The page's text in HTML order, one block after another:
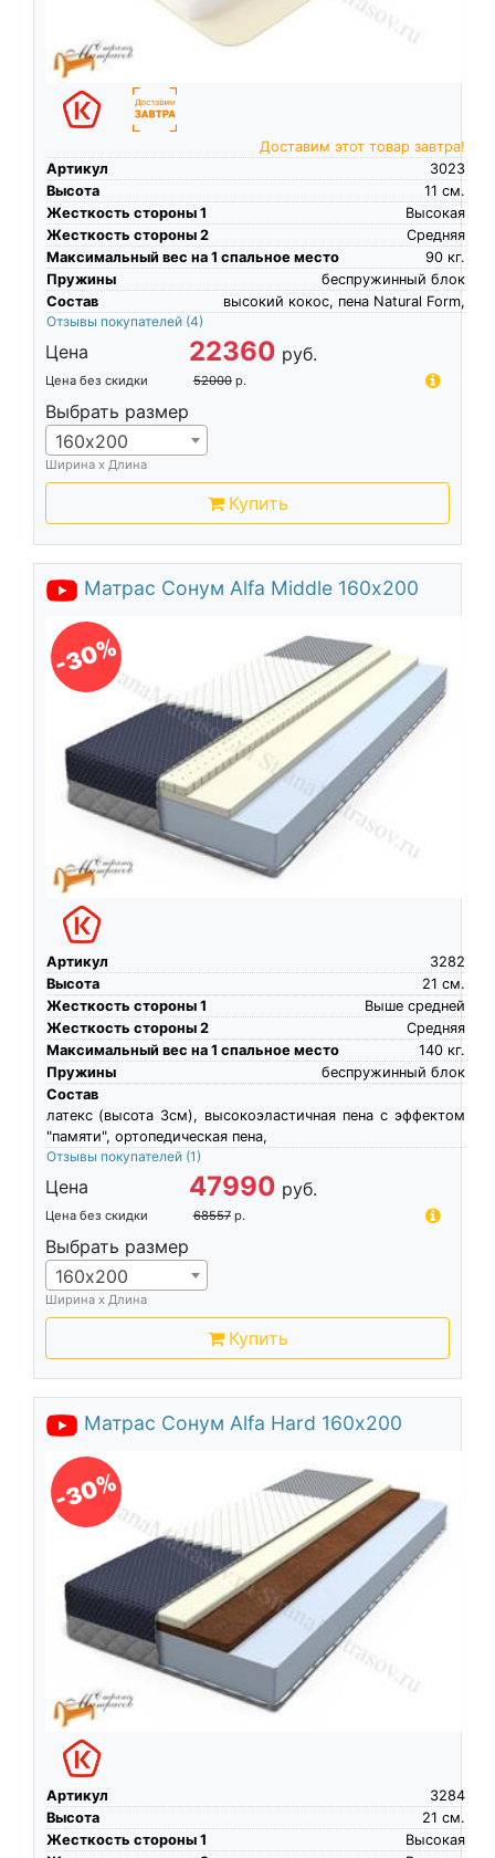
Доставим этот товар завтра!
Артикул
3023
Высота
см.
11
Жесткость стороны 1
Высокая
Жесткость стороны 2
Средняя
Максимальный вес на 1 спальное место
кг.
90
Пружины
беспружинный блок
Состав
высокий кокос, пена Natural Form,
Отзывы покупателей (4)
Цена 22360 руб.
Цена без скидки 52000 р.
Выбрать размер
160х200
Ширина х Длина
Купить
Матрас Сонум Alfa Middle 160х200
-30%
Артикул
3282
Высота
см.
21
Жесткость стороны 1
Выше средней
Жесткость стороны 2
Средняя
Максимальный вес на 1 спальное место
кг.
140
Пружины
беспружинный блок
Состав
латекс (высота 3см), высокоэластичная пена c эффектом
"памяти", ортопедическая пена,
Отзывы покупателей (1)
Цена 47990 руб.
Цена без скидки 68557 р.
Выбрать размер
160х200
Ширина х Длина
Купить
Матрас Сонум Alfa Hard 160х200
-30%
Артикул
3284
Высота
см.
21
Жесткость стороны 1
Высокая